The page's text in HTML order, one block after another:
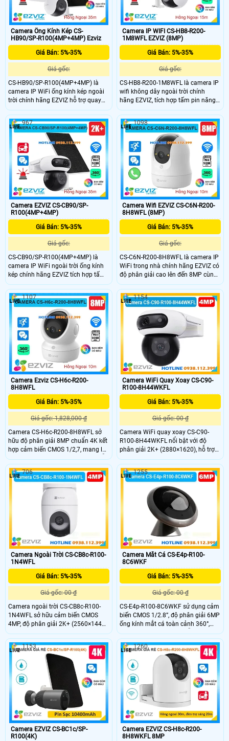
WiFi tiện lợi.
Camera Ống Kính Kép CS-
HB90/SP-R100(4MP+4MP) Ezviz
Giá Bán: 5%-35%
Giá gốc:
CS-HB90/SP-R100(4MP+4MP) là
camera IP WiFi ống kính kép ngoài
trời chính hãng EZVIZ hỗ trợ quay
quét với độ phân giải 4MP + 4MP
cho hình ảnh sắc nét. Camera được
trang bị hồng ngoại 35m Full Color,
khả năng phát hiện con người và
phương tiện thông minh. Tích hợp
micro, loa đàm thoại hai chiều và
khe cắm thẻ nhớ lên đến 512GB phù
hợp cho nhu cầu giám sát an ninh
hiệu quả.
Camera IP WIFI CS-HB8-R200-
1M8WFL EZVIZ (8MP)
Giá Bán: 5%-35%
Giá gốc:
CS-HB8-R200-1M8WFL là camera IP
wifi không dây ngoài trời chính
hãng EZVIZ, tích hợp tấm pin năng
lượng mặt trời tiện lợi. Camera có
độ phân giải cao lên đến 8MP, hỗ trợ
quay quét 360 độ, ghi hình ban đêm
full color với tầm nhìn hồng ngoại
15m, phát hiện con người và
phương tiện thông minh chính xác.
Camera còn tích hợp mic và loa
đàm thoại hai chiều cùng khe cắm
thẻ nhớ lên đến 512GB.
Camera EZVIZ CS-CB90/SP-
R100(4MP+4MP)
Giá Bán: 5%-35%
Giá gốc:
CS-CB90/SP-R100(4MP+4MP) là
camera IP WiFi ngoài trời ống kính
kép chính hãng EZVIZ tích hợp tấm
pin năng lượng mặt trời tiện lợi.
Camera sở hữu độ phân giải cao
(4MP+4MP) hỗ trợ quay quét, đàm
thoại hai chiều, phát hiện con người
và phương tiện, cùng tầm nhìn hồng
ngoại 35m full color. Camera còn hỗ
trợ khe thẻ nhớ lên đến 512GB và
báo động thông minh phù hợp cho
giám sát an ninh 24/7.
967
Camera Wifi EZVIZ CS-C6N-R200-
8H8WFL (8MP)
Giá Bán: 5%-35%
Giá gốc:
CS-C6N-R200-8H8WFL là camera IP
WiFi trong nhà chính hãng EZVIZ có
độ phân giải cao lên đến 8MP cùng
khả năng quay quét linh hoạt và nút
gọi điện tiện lợi. Camera hỗ trợ hồng
ngoại 10m, đèn trợ sáng, phát hiện
người và phân biệt hình dạng vật
nuôi chính xác. Camera tích hợp
micro, loa đàm thoại hai chiều và
khe cắm thẻ nhớ lên đến 512GB,
mang đến giải pháp an ninh toàn
diện cho gia đình.
1098
Camera Ezviz CS-H6c-R200-
8H8WFL
Giá Bán: 5%-35%
Giá gốc: 1,828,000 ₫
Camera CS-H6c-R200-8H8WFL sở
hữu độ phân giải 8MP chuẩn 4K kết
hợp cảm biến CMOS 1/2,7, mang lại
hình ảnh sắc nét, chi tiết cả ngày lẫn
đêm. Góc nhìn rộng với ống kính
4mm @ F1.6, bao phủ 87° ngang,
53° dọc, phù hợp giám sát không
gian lớn, hạn chế điểm mù hiệu quả.
1107
Camera WiFi Quay Xoay CS-C90-
R100-8H44WKFL
Giá Bán: 5%-35%
Giá gốc: 00 ₫
Camera WiFi quay xoay CS-C90-
R100-8H44WKFL nổi bật với độ
phân giải 2K+ (2880×1620), hỗ trợ
tầm nhìn ban đêm IR đến 30m và
ban đêm màu đến 40m. Ống kính
kép 2,8mm và 6mm xoay ngang tới
324° kết hợp phát hiện người và xe
bằng AI lưu trữ thẻ microSD tối đa
512GB. Chuẩn chống nước IP65
hoạt động ngoài trời ổn định.
1154
Camera Ngoài Trời CS-CB8c-R100-
1N4WFL
Giá Bán: 5%-35%
Giá gốc: 00 ₫
Camera ngoài trời CS-CB8c-R100-
1N4WFL sở hữu cảm biến CMOS
4MP, độ phân giải 2K+ (2560×1440)
cho hình ảnh sắc nét. Góc quay
ngang 340°, nghiêng 80°, tầm nhìn
ban đêm 15m, ống kính 4mm F1.6.
Hỗ trợ phát hiện người phương tiện
bằng AI, lưu trữ microSD 512GB
chuẩn IP65 chống nước.
706
Camera Mắt Cá CS-E4p-R100-
8C6WKF
Giá Bán: 5%-35%
Giá gốc: 00 ₫
CS-E4p-R100-8C6WKF sử dụng cảm
biến CMOS 1/2.8”, độ phân giải 6MP
ống kính mắt cá toàn cảnh 360°,
tầm quan sát 10-20m. Hỗ trợ 6 chế
độ xem, khử cong hình ảnh zoom 4x
nghe và đàm thoại hai chiều (2
micro thu âm sống động) lưu trữ thẻ
nhớ 512GB, kết nối Wi-Fi băng tần
kép.
1255
Camera EZVIZ CS-BC1c/SP-
R100(4K)
1153
Camera EZVIZ CS-H8c-R200-
8H8WKFL 8MP
1260